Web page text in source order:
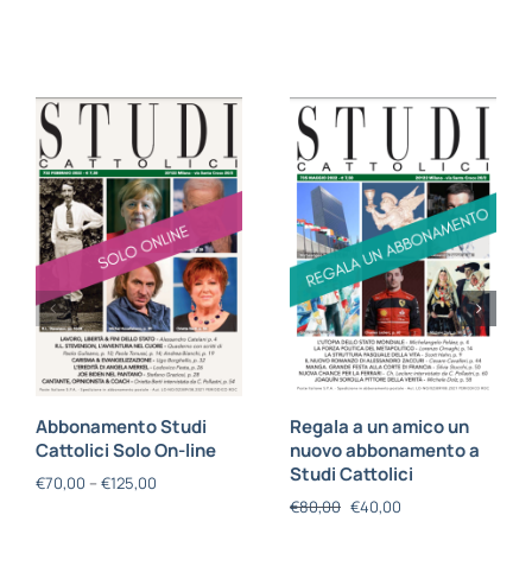
Abbonamento Studi
Cattolici Solo On-line
€70,00 – €125,00
Regala a un amico un
nuovo abbonamento a
Studi Cattolici
€80,00 €40,00